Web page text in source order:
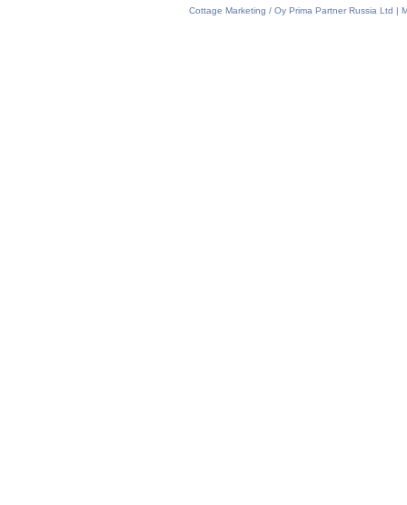
Cottage Marketing / Oy Prima Partner Russia Ltd